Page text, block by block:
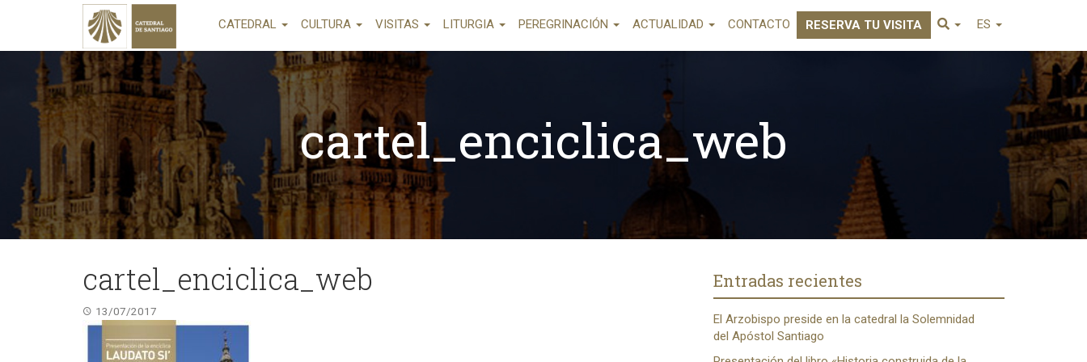
CATEDRAL CULTURA VISITAS LITURGIA PEREGRINACIÓN ACTUALIDAD CONTACTO RESERVA TU VISITA ES
cartel_enciclica_web
cartel_enciclica_web
13/07/2017
Entradas recientes
El Arzobispo preside en la catedral la Solemnidad
del Apóstol Santiago